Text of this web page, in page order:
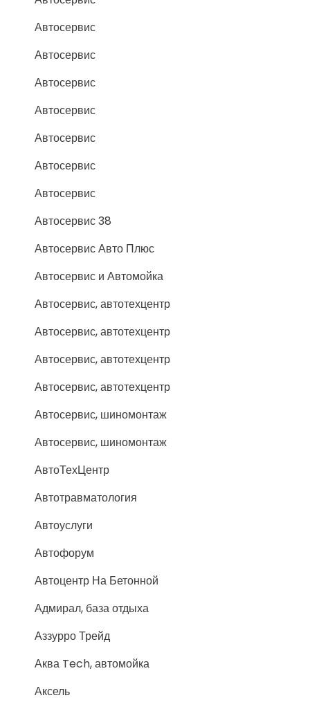
Автосервис
Автосервис
Автосервис
Автосервис
Автосервис
Автосервис
Автосервис
Автосервис 38
Автосервис Авто Плюс
Автосервис и Автомойка
Автосервис, автотехцентр
Автосервис, автотехцентр
Автосервис, автотехцентр
Автосервис, автотехцентр
Автосервис, шиномонтаж
Автосервис, шиномонтаж
АвтоТехЦентр
Автотравматология
Автоуслуги
Автофорум
Автоцентр На Бетонной
Адмирал, база отдыха
Аззурро Трейд
Аква Tech, автомойка
Аксель